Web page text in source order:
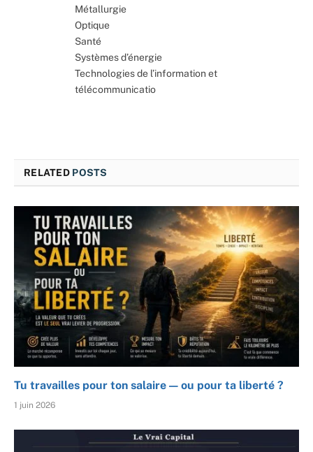
Métallurgie
Optique
Santé
Systèmes d’énergie
Technologies de l’information et
télécommunicatio
RELATED POSTS
Tu travailles pour ton salaire — ou pour ta liberté ?
1 juin 2026